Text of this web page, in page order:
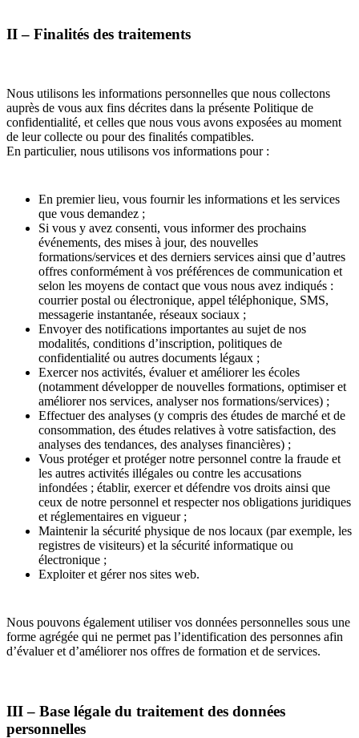
II – Finalités des traitements
Nous utilisons les informations personnelles que nous collectons
auprès de vous aux fins décrites dans la présente Politique de
confidentialité, et celles que nous vous avons exposées au moment
de leur collecte ou pour des finalités compatibles.
En particulier, nous utilisons vos informations pour :
En premier lieu, vous fournir les informations et les services
que vous demandez ;
Si vous y avez consenti, vous informer des prochains
événements, des mises à jour, des nouvelles
formations/services et des derniers services ainsi que d’autres
offres conformément à vos préférences de communication et
selon les moyens de contact que vous nous avez indiqués :
courrier postal ou électronique, appel téléphonique, SMS,
messagerie instantanée, réseaux sociaux ;
Envoyer des notifications importantes au sujet de nos
modalités, conditions d’inscription, politiques de
confidentialité ou autres documents légaux ;
Exercer nos activités, évaluer et améliorer les écoles
(notamment développer de nouvelles formations, optimiser et
améliorer nos services, analyser nos formations/services) ;
Effectuer des analyses (y compris des études de marché et de
consommation, des études relatives à votre satisfaction, des
analyses des tendances, des analyses financières) ;
Vous protéger et protéger notre personnel contre la fraude et
les autres activités illégales ou contre les accusations
infondées ; établir, exercer et défendre vos droits ainsi que
ceux de notre personnel et respecter nos obligations juridiques
et réglementaires en vigueur ;
Maintenir la sécurité physique de nos locaux (par exemple, les
registres de visiteurs) et la sécurité informatique ou
électronique ;
Exploiter et gérer nos sites web.
Nous pouvons également utiliser vos données personnelles sous une
forme agrégée qui ne permet pas l’identification des personnes afin
d’évaluer et d’améliorer nos offres de formation et de services.
III – Base légale du traitement des données
personnelles